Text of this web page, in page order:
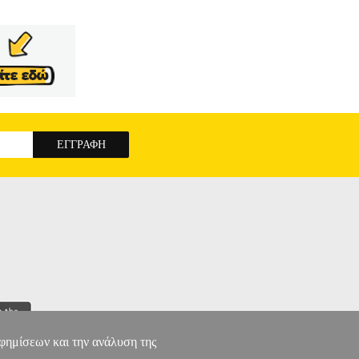
και την ανάλυση της